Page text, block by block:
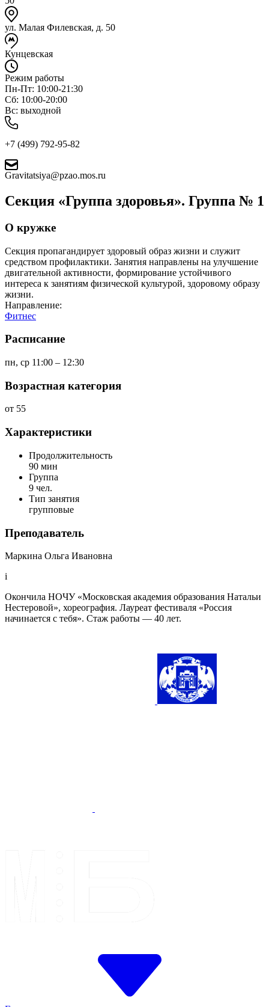
ул. Малая Филевская, д. 50
Кунцевская
Режим работы
Пн-Пт: 10:00-21:30
Сб: 10:00-20:00
Вс: выходной
+7 (499) 792-95-82
Gravitatsiya@pzao.mos.ru
Секция «Группа здоровья». Группа № 1
О кружке
Секция пропагандирует здоровый образ жизни и служит
средством профилактики. Занятия направлены на улучшение
двигательной активности, формирование устойчивого
интереса к занятиям физической культурой, здоровому образу
жизни.
Направление:
Фитнес
Расписание
пн, ср 11:00 – 12:30
Возрастная категория
от 55
Характеристики
Продолжительность
90 мин
Группа
9 чел.
Тип занятия
групповые
Преподаватель
Маркина Ольга Ивановна
i
Окончила НОЧУ «Московская академия образования Натальи
Нестеровой», хореография. Лауреат фестиваля «Россия
начинается с тебя». Стаж работы — 40 лет.